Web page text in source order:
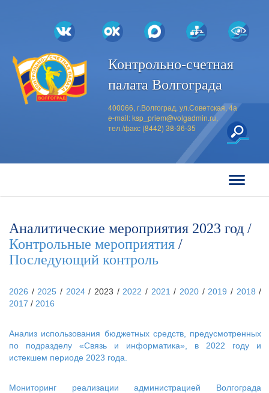
Контрольно-счетная
палата Волгограда
400066, г.Волгоград, ул.Советская, 4а
e-mail:ksp_priem@volgadmin.ru,
тел./факс (8442) 38-36-35
Аналитические мероприятия 2023 год /
Контрольные мероприятия /
Последующий контроль
2026 / 2025 / 2024 / 2023 / 2022 / 2021 / 2020 / 2019 / 2018 /
2017 / 2016
Анализ использования бюджетных средств, предусмотренных
по подразделу «Связь и информатика», в 2022 году и
истекшем периоде 2023 года.
Мониторинг реализации администрацией Волгограда